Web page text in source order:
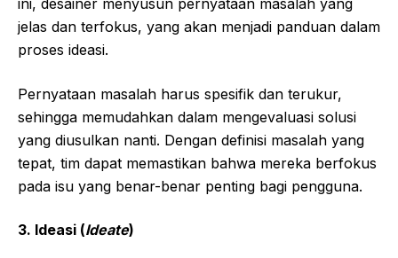
ini, desainer menyusun pernyataan masalah yang
jelas dan terfokus, yang akan menjadi panduan dalam
proses ideasi.
Pernyataan masalah harus spesifik dan terukur,
sehingga memudahkan dalam mengevaluasi solusi
yang diusulkan nanti. Dengan definisi masalah yang
tepat, tim dapat memastikan bahwa mereka berfokus
pada isu yang benar-benar penting bagi pengguna.
3. Ideasi (Ideate)